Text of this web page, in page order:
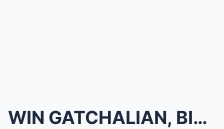
WIN GATCHALIAN, BINIYUDA si BIANCA MANALO?! Bianca...